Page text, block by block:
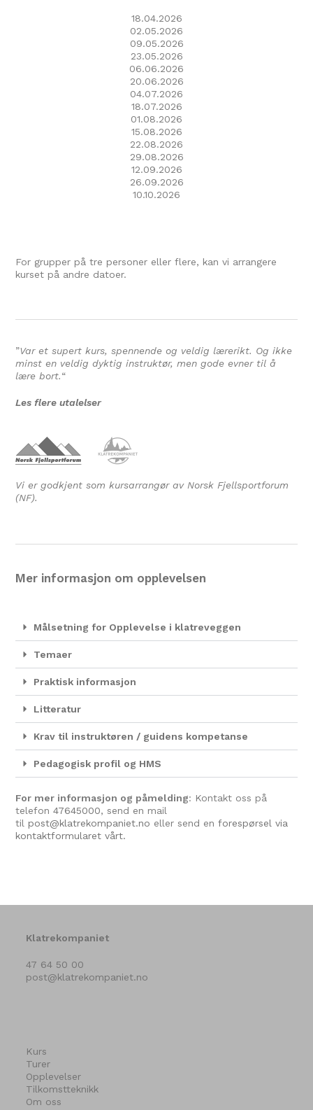
18.04.2026
02.05.2026
09.05.2026
23.05.2026
06.06.2026
20.06.2026
04.07.2026
18.07.2026
01.08.2026
15.08.2026
22.08.2026
29.08.2026
12.09.2026
26.09.2026
10.10.2026
For grupper på tre personer eller flere, kan vi arrangere
kurset på andre datoer.
”Var et supert kurs, spennende og veldig lærerikt. Og ikke
minst en veldig dyktig instruktør, men gode evner til å
lære bort.“
Les flere utalelser
Vi er godkjent som kursarrangør av Norsk Fjellsportforum
(NF).
Mer informasjon om opplevelsen
Målsetning for Opplevelse i klatreveggen
Temaer
Praktisk informasjon
Litteratur
Krav til instruktøren / guidens kompetanse
Pedagogisk profil og HMS
For mer informasjon og påmelding: Kontakt oss på
telefon47645000, send en mail
til post@klatrekompaniet.no eller send enforespørsel via
kontaktformularet vårt.
Klatrekompaniet
47 64 50 00
post@klatrekompaniet.no
Kurs
Turer
Opplevelser
Tilkomstteknikk
Om oss